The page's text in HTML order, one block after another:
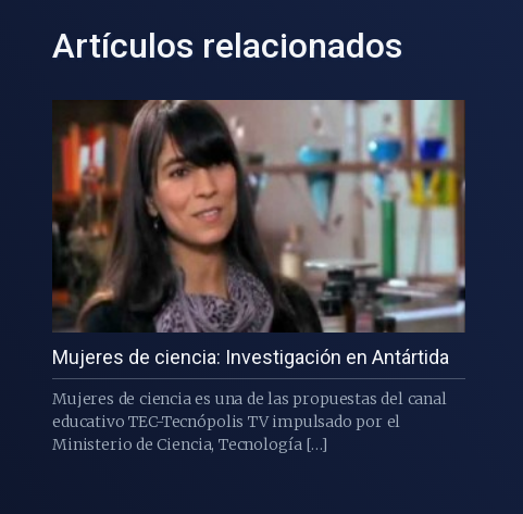
Artículos relacionados
Mujeres de ciencia: Investigación en Antártida
Mujeres de ciencia es una de las propuestas del canal
educativo TEC-Tecnópolis TV impulsado por el
Ministerio de Ciencia, Tecnología […]